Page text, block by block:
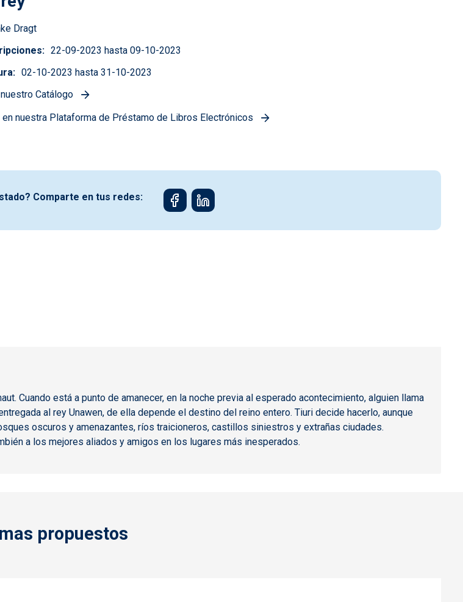
Dragt
22-09-2023 hasta 09-10-2023
02-10-2023 hasta 31-10-2023
Catálogo
en nuestra Plataforma de Préstamo de Libros Electrónicos
Comparte en tus redes:
Cuando está a punto de amanecer, en la noche previa al esperado acontecimiento, alguien llama
al rey Unawen, de ella depende el destino del reino entero. Tiuri decide hacerlo, aunque
oscuros y amenazantes, ríos traicioneros, castillos siniestros y extrañas ciudades.
a los mejores aliados y amigos en los lugares más inesperados.
propuestos